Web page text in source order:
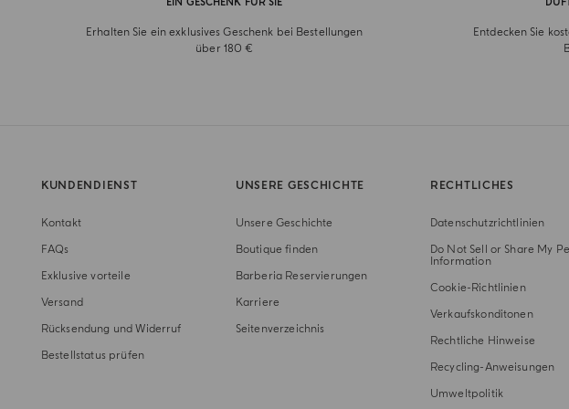
Erhalten Sie ein exklusives Geschenk bei Bestellungen
über 180 €
Entdecken Sie
KUNDENDIENST
Kontakt
FAQs
Exklusive vorteile
Versand
Rücksendung und Widerruf
Bestellstatus prüfen
UNSERE GESCHICHTE
Unsere Geschichte
Boutique finden
Barberia Reservierungen
Karriere
Seitenverzeichnis
RECHTLICHES
Datenschutzrichtlinien
Do Not Sell or Share My
Information
Cookie-Richtlinien
Verkaufskonditonen
Rechtliche Hinweise
Recycling-Anweisungen
Umweltpolitik